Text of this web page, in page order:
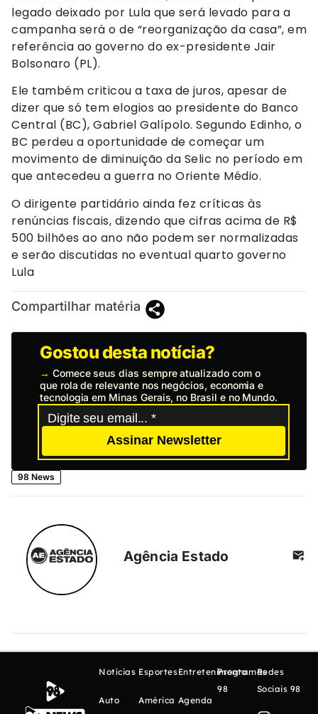
legado deixado por Lula que será levado para a
campanha será o de “reorganização da casa”, em
referência ao governo do ex-presidente Jair
Bolsonaro (PL).
Ele também criticou a taxa de juros, apesar de
dizer que só tem elogios ao presidente do Banco
Central (BC), Gabriel Galípolo. Segundo Edinho, o
BC perdeu a oportunidade de começar um
movimento de diminuição da Selic no período em
que antecedeu a guerra no Oriente Médio.
O dirigente partidário ainda fez críticas às
renúncias fiscais, dizendo que cifras acima de R$
500 bilhões ao ano não podem ser normalizadas
e serão discutidas no eventual quarto governo
Lula
Compartilhar matéria
Gostou desta notícia?
→ Comece seus dias sempre atualizado com o
que rola de relevante nos negócios, economia e
tecnologia em Minas Gerais, no Brasil e no Mundo.
Assinar Newsletter
98 News
Agência Estado
Notícias
Auto
Esportes
América
Entretenimento
Agenda
Programas
98
Redes
Sociais 98